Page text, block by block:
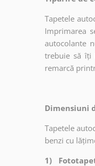
Tapetele
Imprimarea
autocolante
trebuie să îți
remarcă
Dimensiuni
Tapetele
benzi cu
1)